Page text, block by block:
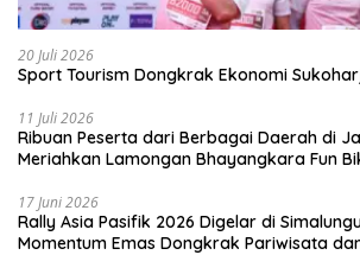
20 Juli 2026
Sport Tourism Dongkrak Ekonomi
11 Juli 2026
Ribuan Peserta dari Berbagai Daerah di
Meriahkan Lamongan Bhayangkara Fun
17 Juni 2026
Rally Asia Pasifik 2026 Digelar di
Momentum Emas Dongkrak Pariwisata